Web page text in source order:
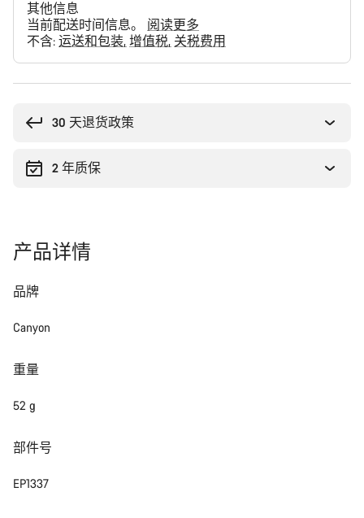
其他信息
当前配送时间信息。 阅读更多
不含: 运送和包装 增值税 关税费用
30 天退货政策
2 年质保
产品详情
品牌
Canyon
重量
52 g
部件号
EP1337